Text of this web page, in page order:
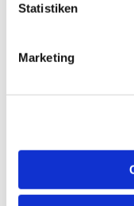
Statistiken
Marketing